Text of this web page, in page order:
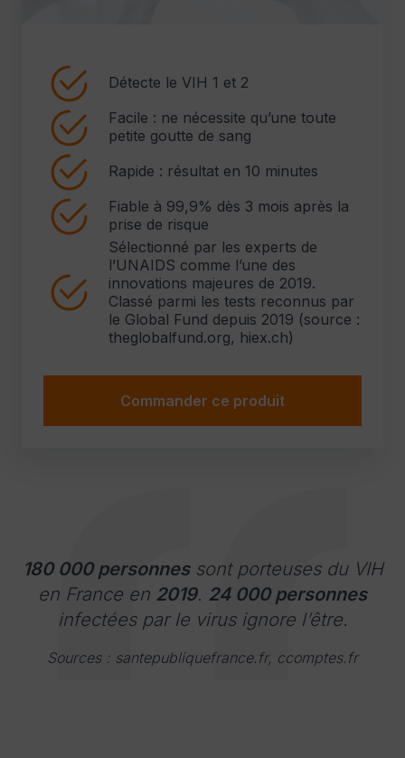
Détecte le VIH 1 et 2
Facile : ne nécessite qu’une toute
petite goutte de sang
Rapide : résultat en 10 minutes
Fiable à 99,9% dès 3 mois après la
prise de risque
Sélectionné par les experts de
l’UNAIDS comme l’une des
innovations majeures de 2019.
Classé parmi les tests reconnus par
le Global Fund depuis 2019 (source :
theglobalfund.org, hiex.ch)
Commander ce produit
180 000 personnessont porteuses du VIH
en France en 2019. 24 000 personnes
infectées par le virus ignore l’être.
Sources : santepubliquefrance.fr, ccomptes.fr